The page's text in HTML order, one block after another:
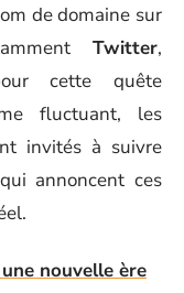
de domaine sur
Twitter,
cette quête
fluctuant, les
invités à suivre
annoncent ces
nouvelle ère